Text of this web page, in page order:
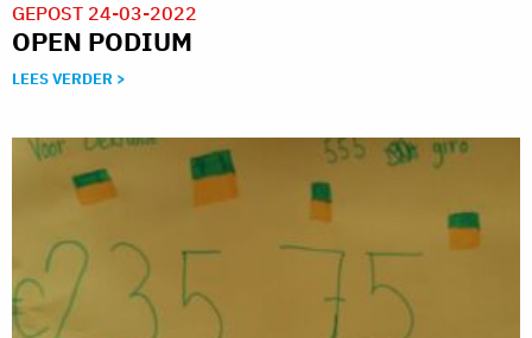
GEPOST 24-03-2022
OPEN PODIUM
LEES VERDER >